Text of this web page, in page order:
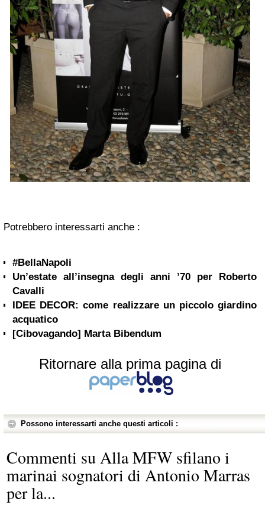
Potrebbero interessarti anche :
#BellaNapoli
Un’estate all’insegna degli anni ’70 per Roberto
Cavalli
IDEE DECOR: come realizzare un piccolo giardino
acquatico
[Cibovagando] Marta Bibendum
Ritornare alla prima pagina di
Possono interessarti anche questi articoli :
Commenti su Alla MFW sfilano i
marinai sognatori di Antonio Marras
per la...